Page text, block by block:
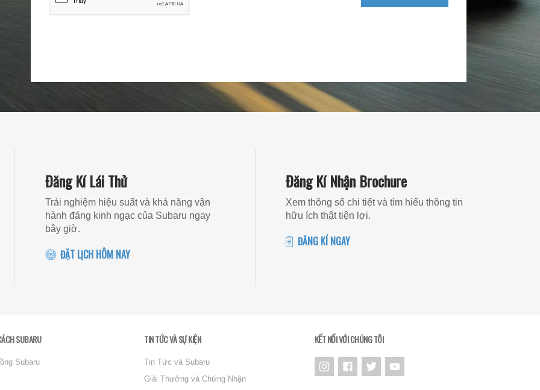
Đăng Kí Lái Thử
Trải nghiệm hiệu suất và khả năng vận
hành đáng kinh ngạc của Subaru ngay
bây giờ.
ĐẶT LỊCH HÔM NAY
Đăng Kí Nhận Brochure
Xem thông số chi tiết và tìm hiểu thông tin
hữu ích thật tiện lợi.
ĐĂNG KÍ NGAY
SUBARU
Subaru
TIN TỨC VÀ SỰ KIỆN
Tin Tức và Subaru
Giải Thưởng và Chứng Nhận
KẾT NỐI VỚI CHÚNG TÔI